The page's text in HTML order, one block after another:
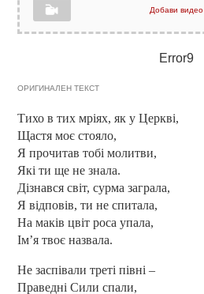
Добави видео
Error9
ОРИГИНАЛЕН ТЕКСТ
Тихо в тих мріях, як у Церкві,
Щастя моє стояло,
Я прочитав тобі молитви,
Які ти ще не знала.
Дізнався світ, сурма заграла,
Я відповів, ти не спитала,
На маків цвіт роса упала,
Ім’я твоє назвала.
Не заспівали треті півні –
Праведні Сили спали,